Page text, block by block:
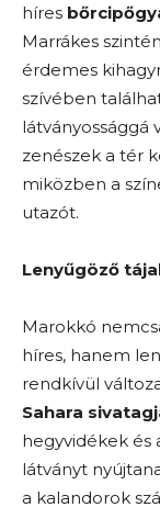
híres
Marrákes
érdemes
szívében
látványossággá
zenészek a tér
miközben a
utazót.
Lenyűgöző
Marokkó
híres, hanem
rendkívül
Sahara
hegyvidékek
látványt
a kalandorok